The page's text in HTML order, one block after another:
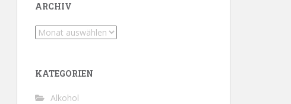
ARCHIV
Archiv
KATEGORIEN
Alkohol